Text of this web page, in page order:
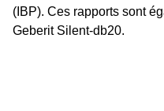
(IBP). Ces rapports sont
Geberit Silent-db20.